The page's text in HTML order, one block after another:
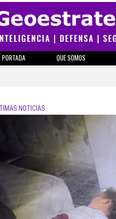
PORTADA QUE SOMOS
NOTICIAS